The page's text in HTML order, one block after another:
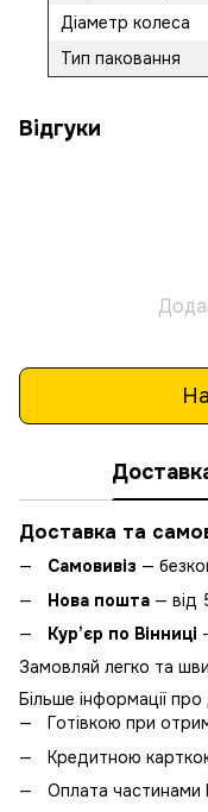
Діаметр колеса
Тип паковання
Відгуки
Доставка та
Самовивіз —
Нова пошта — від
Кур’єр по Вінниці
Замовляй легко та
Більше інформації
Готівкою при
Кредитною
Оплата частинами